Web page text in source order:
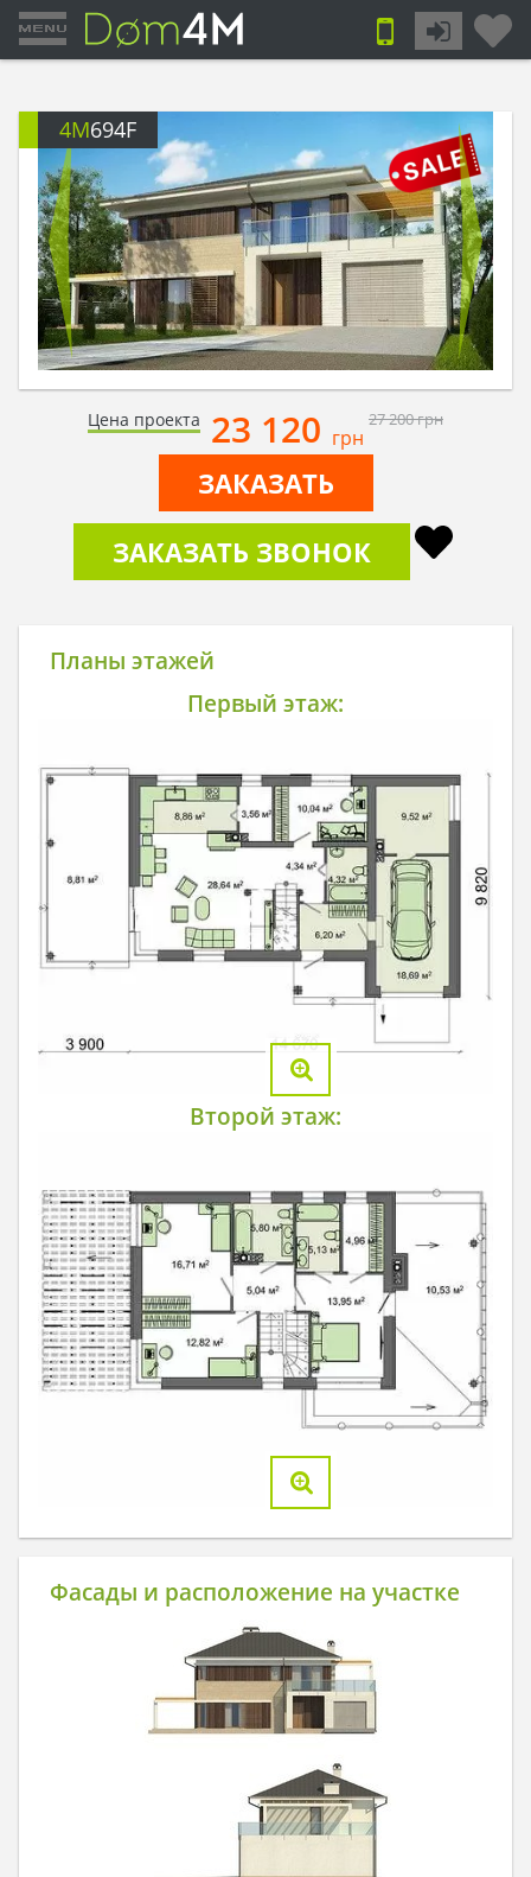
4M694F
Цена проекта 23 120 грн
27 200грн
ЗАКАЗАТЬ
ЗАКАЗАТЬ ЗВОНОК
Планы этажей
Первый этаж:
Второй этаж:
Фасады и расположение на участке